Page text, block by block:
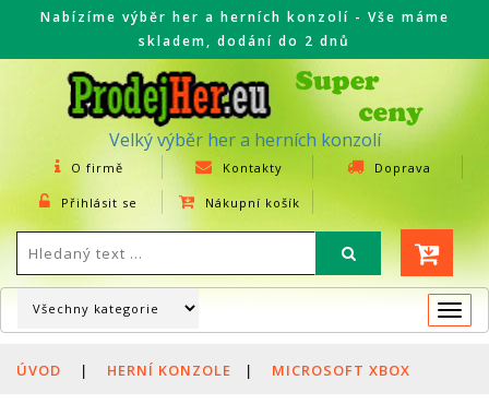
Nabízíme výběr her a herních konzolí - Vše máme
skladem, dodání do 2 dnů
Velký výběr her a herních konzolí
O firmě Kontakty Doprava
Přihlásit se Nákupní košík
ÚVOD | HERNÍ KONZOLE | MICROSOFT XBOX